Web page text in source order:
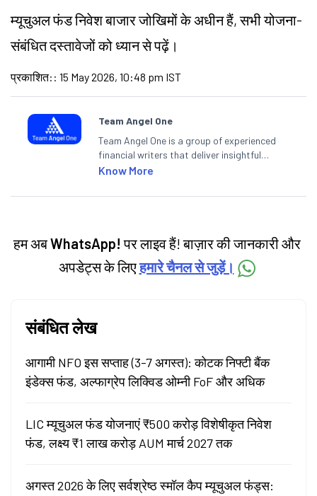
म्यूचुअल फंड निवेश बाजार जोखिमों के अधीन हैं, सभी योजना-
संबंधित दस्तावेजों को ध्यान से पढ़ें।
प्रकाशित: : 15 May 2026, 10:48 pm IST
Team Angel One
Team Angel One is a group of experienced
financial writers that deliver insightful
articles on the stock market, IPO, economy,
categories.
Know More
हम अबWhatsApp! पर लाइव हैं! बाज़ार की जानकारी और
अपडेट्स के लिएहमारे चैनल से जुड़ें।
संबंधित लेख
आगामी NFO इस सप्ताह (3-7 अगस्त): कोटक निफ्टी बैंक
इंडेक्स फंड, अल्फाग्रेप लिक्विड ओम्नी FoF और अधिक
LIC म्यूचुअल फंड योजनाएं ₹500 करोड़ विशेषीकृत निवेश
फंड, लक्ष्य ₹1 लाख करोड़ AUM मार्च 2027 तक
अगस्त 2026 के लिए सर्वश्रेष्ठ स्मॉल कैप म्यूचुअल फंड्स: